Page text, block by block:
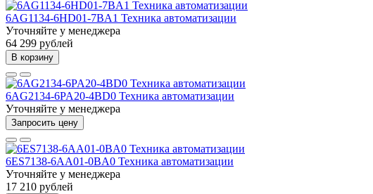
6AG1134-6HD01-7BA1 Техника автоматизации
Уточняйте у менеджера
64 299 рублей
В корзину
6AG2134-6PA20-4BD0 Техника автоматизации
Уточняйте у менеджера
Запросить цену
6ES7138-6AA01-0BA0 Техника автоматизации
Уточняйте у менеджера
17 210 рублей